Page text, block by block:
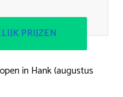
PRIJZEN
in Hank (augustus